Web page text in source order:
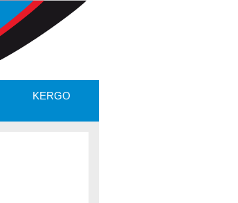
KERGO